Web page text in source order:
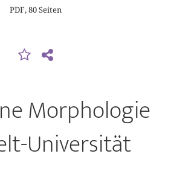
PDF, 80 Seiten
Morphologie
Universität